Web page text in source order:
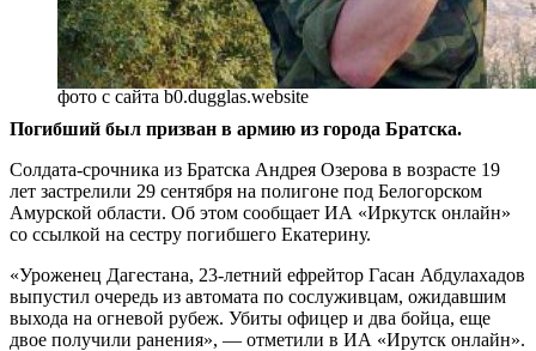
фото с сайта b0.dugglas.website
Погибший был призван в армию из города Братска.
Солдата-срочника из Братска Андрея Озерова в возрасте 19
лет застрелили 29 сентября на полигоне под Белогорском
Амурской области. Об этом сообщает ИА «Иркутск онлайн»
со ссылкой на сестру погибшего Екатерину.
«Уроженец Дагестана, 23-летний ефрейтор Гасан Абдулахадов
выпустил очередь из автомата по сослуживцам, ожидавшим
выхода на огневой рубеж. Убиты офицер и два бойца, еще
двое получили ранения», — отметили в ИА «Ирутск онлайн».